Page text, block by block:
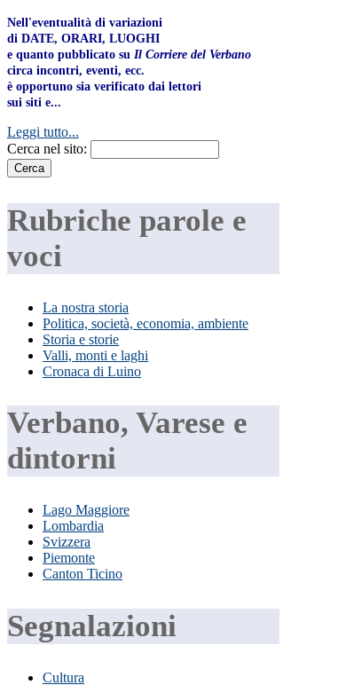
Nell'eventualità di variazioni
di DATE, ORARI, LUOGHI
e quanto pubblicato su Il Corriere del Verbano
circa incontri, eventi, ecc.
è opportuno sia verificato dai lettori
sui siti e...
Leggi tutto...
Cerca nel sito:
Rubriche parole e
voci
La nostra storia
Politica, società, economia, ambiente
Storia e storie
Valli, monti e laghi
Cronaca di Luino
Verbano, Varese e
dintorni
Lago Maggiore
Lombardia
Svizzera
Piemonte
Canton Ticino
Segnalazioni
Cultura